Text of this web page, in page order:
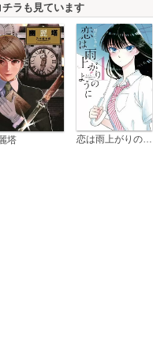
ラも見ています
塔 恋は雨上がりのように